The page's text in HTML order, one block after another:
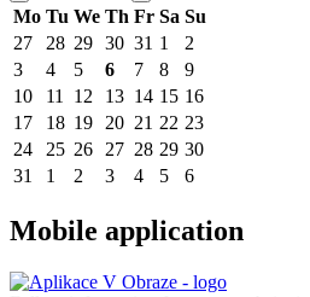
Mo Tu We Th Fr Sa Su
27
28 29 30 31 1
2
3
4 5 6 7 8
9
10
11 12 13 14 15 16
17
18 19 20 21 22 23
24
25 26 27 28 29 30
31
1 2 3 4 5 6
Mobile application